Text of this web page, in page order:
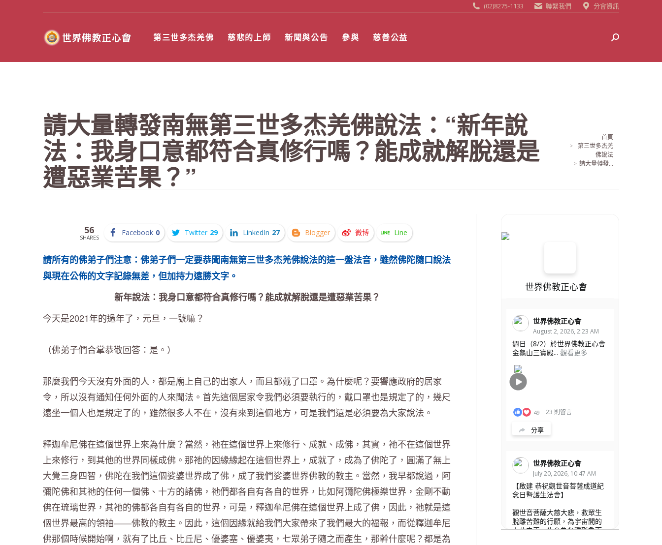
(02)8275-1133 聯繫我們 分會資訊
第三世多杰羌佛 慈悲的上師 新聞與公告 參與 慈善公益 Search:
請大量轉發南無第三世多杰羌佛說法：“新年說
法：我身口意都符合真修行嗎？能成就解脫還是
遭惡業苦果？”
首頁
第三世多杰羌
佛說法
請大量轉發...
56
SHARES
Facebook 0 Twitter 29 LinkedIn 27 Blogger 微博 Line
請所有的佛弟子們注意：佛弟子們一定要恭聞南無第三世多杰羌佛說法的這一盤法音，雖然佛陀隨口說法
與現在公佈的文字記錄無差，但加持力遠勝文字。
新年說法：我身口意都符合真修行嗎？能成就解脫還是遭惡業苦果？
今天是2021年的過年了，元旦，一號嘛？
（佛弟子們合掌恭敬回答：是。）
那麼我們今天沒有外面的人，都是廟上自己的出家人，而且都戴了口罩。為什麼呢？要響應政府的居家
令，所以沒有通知任何外面的人來聞法。首先這個居家令我們必須要執行的，戴口罩也是規定了的，幾尺
遠坐一個人也是規定了的，雖然很多人不在，沒有來到這個地方，可是我們還是必須要為大家說法。
釋迦牟尼佛在這個世界上來為什麼？當然，祂在這個世界上來修行、成就、成佛，其實，祂不在這個世界
上來修行，到其他的世界同樣成佛。那祂的因緣緣起在這個世界上，成就了，成為了佛陀了，圓滿了無上
大覺三身四智，佛陀在我們這個娑婆世界成了佛，成了我們娑婆世界佛教的教主。當然，我早都說過，阿
彌陀佛和其祂的任何一個佛、十方的諸佛，祂們都各自有各自的世界，比如阿彌陀佛極樂世界，金剛不動
佛在琉璃世界，其祂的佛都各自有各自的世界，可是，釋迦牟尼佛在這個世界上成了佛，因此，祂就是這
個世界最高的領袖——佛教的教主。因此，這個因緣就給我們大家帶來了我們最大的福報，而從釋迦牟尼
佛那個時候開始啊，就有了比丘、比丘尼、優婆塞、優婆夷，七眾弟子隨之而產生，那幹什麼呢？都是為
世界佛教正心會
世界佛教正心會
August 2, 2026, 2:23 AM
週日（8/2）於世界佛教正心會
金龜山三寶殿... 觀看更多
49 23 則留言
分享
世界佛教正心會
July 20, 2026, 10:47 AM
【啟建 恭祝觀世音菩薩成道紀
念日暨護生法會】
觀世音菩薩大慈大悲，救眾生
脫離苦難的行願，為宇宙間的
大悲之王，化身為各種形象而